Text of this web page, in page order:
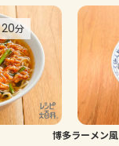
20分
博多ラーメン風